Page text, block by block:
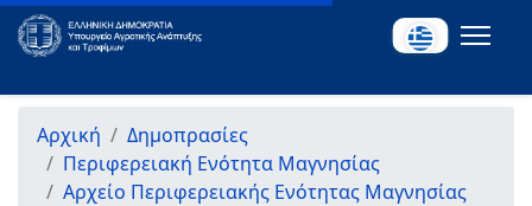
Αρχική
Δημοπρασίες
Περιφερειακή Ενότητα Μαγνησίας
Αρχείο Περιφερειακής Ενότητας Μαγνησίας